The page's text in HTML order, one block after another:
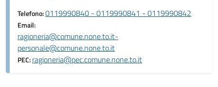
Telefono:0119990840 - 0119990841 - 0119990842
Email:
ragioneria@comune.none.to.it-
personale@comune.none.to.it
PEC:ragioneria@pec.comune.none.to.it